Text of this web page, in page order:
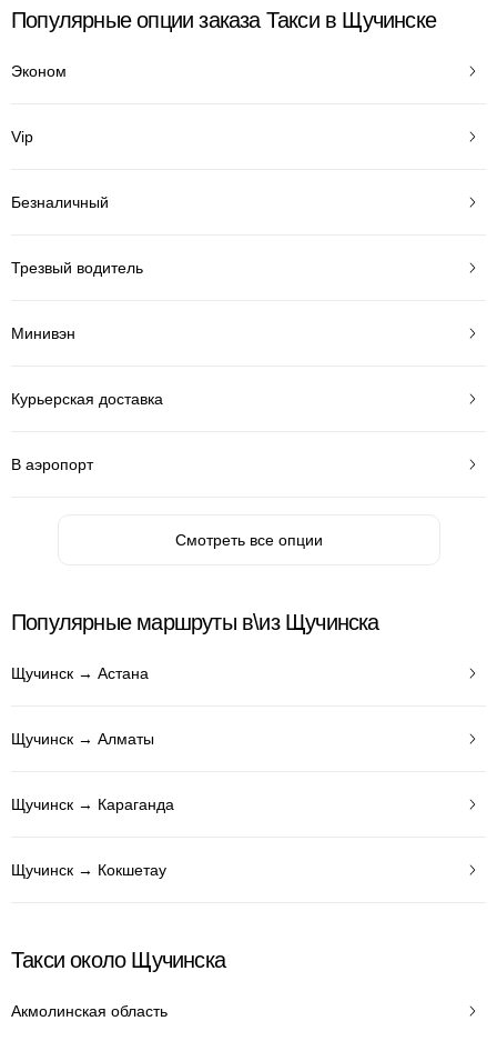
Популярные опции заказа Такси в Щучинске
Эконом
Vip
Безналичный
Трезвый водитель
Минивэн
Курьерская доставка
В аэропорт
Смотреть все опции
Популярные маршруты в\из Щучинска
Щучинск → Астана
Щучинск → Алматы
Щучинск → Караганда
Щучинск → Кокшетау
Такси около Щучинска
Акмолинская область